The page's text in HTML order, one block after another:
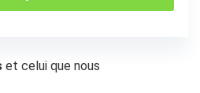
et celui que nous